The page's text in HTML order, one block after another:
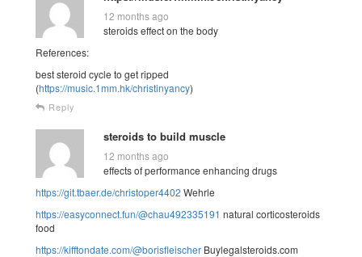
12 months ago
steroids effect on the body
References:
best steroid cycle to get ripped
(https://music.1mm.hk/christinyancy)
Reply
steroids to build muscle
12 months ago
effects of performance enhancing drugs
https://git.tbaer.de/christoper4402 Wehrle
https://easyconnect.fun/@chau492335191 natural corticosteroids
food
https://kifftondate.com/@borisfleischer Buylegalsteroids.com